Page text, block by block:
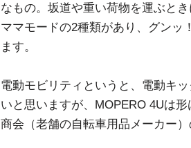
なもの。坂道や重い荷物を運ぶと
ママモードの2種類があり、グンッ
ます。
電動モビリティというと、電動キ
いと思いますが、MOPERO 4Uは
商会（老舗の自転車用品メーカー